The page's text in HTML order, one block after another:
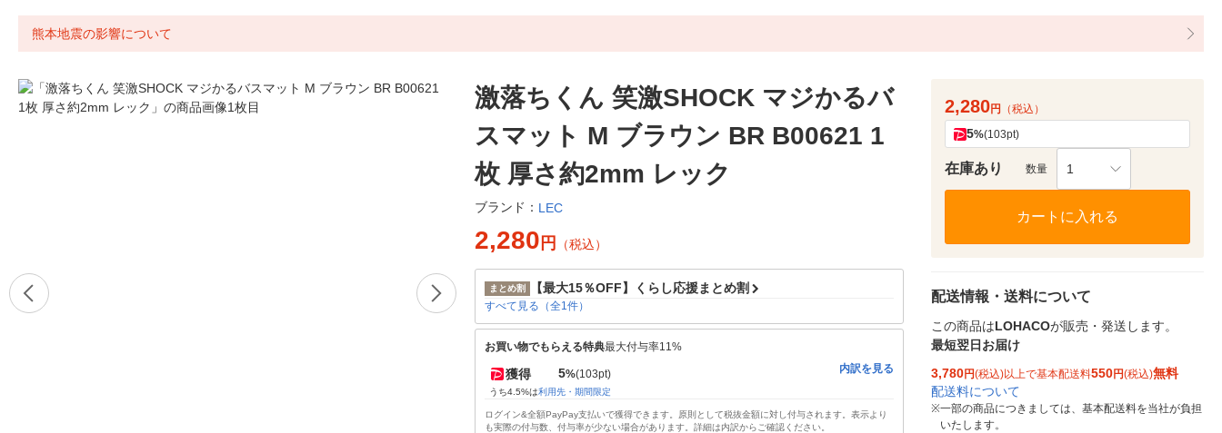
熊本地震の影響について
激落ちくん 笑激SHOCK マジかるバ
スマット M ブラウン BR B00621 1
枚 厚さ約2mm レック
ブランド： LEC
2,280 円 （税込）
まとめ割 【最大15％OFF】くらし応援まとめ割
すべて見る（全1件）
お買い物でもらえる特典最大付与率11%
獲得 5%(103pt)
うち4.5%は利用先・期間限定
内訳を見る
ログイン&全額PayPay支払いで獲得できます。原則として税抜金額に対し付与されます。表示より
も実際の付与数、付与率が少ない場合があります。詳細は内訳からご確認ください。
2,280円 （税込）
5%(103pt)
在庫あり 数量 1
カートに入れる
配送情報・送料について
この商品はLOHACOが販売・発送します。
最短翌日お届け
3,780円(税込)以上で基本配送料550円(税込)無料
配送料について
※一部の商品につきましては、基本配送料を当社が負担
いたします。